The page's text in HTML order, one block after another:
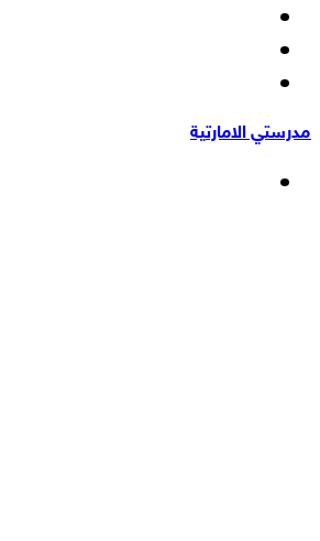
عمود
جانبي
مدرستي الامارتية